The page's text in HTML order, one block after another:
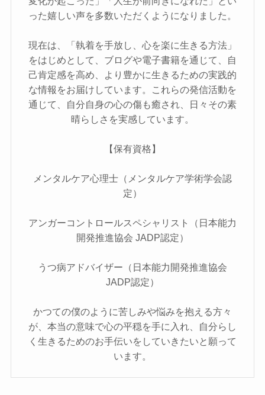
った嬉しい声を多数いただくようになりました。
現在は、「執着を手放し、心を楽に生きる方法」
をはじめとして、ブログや電子書籍を通じて、自
己肯定感を高め、より豊かに生きるための実践的
な情報をお届けしています。これらの発信活動を
通じて、自分自身の心の傷も癒され、日々その素
晴らしさを実感しています。
【保有資格】
メンタルケア心理士（メンタルケア学術学会認
定）
アンガーコントロールスペシャリスト（日本能力
開発推進協会 JADP認定）
うつ病アドバイザー（日本能力開発推進協会
JADP認定）
かつての僕のように苦しみや悩みを抱える方々
が、本当の意味で心の平穏を手に入れ、自分らし
く生きるためのお手伝いをしていきたいと願って
います。